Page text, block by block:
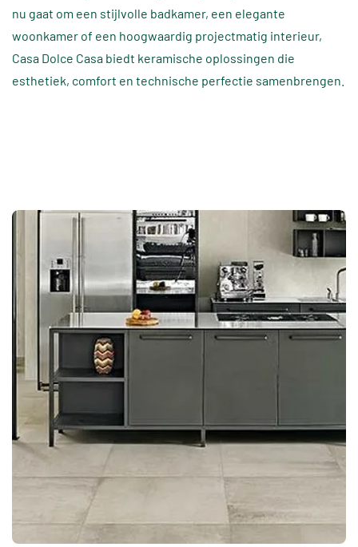
nu gaat om een stijlvolle badkamer, een elegante
woonkamer of een hoogwaardig projectmatig interieur,
Casa Dolce Casa biedt keramische oplossingen die
esthetiek, comfort en technische perfectie samenbrengen.